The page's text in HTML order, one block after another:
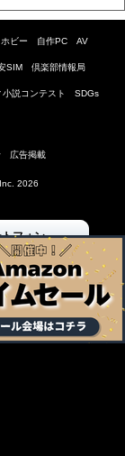
ホビー 自作PC AV
SIM 倶楽部情報局
説コンテスト SDGs
広告掲載
2026
フォン